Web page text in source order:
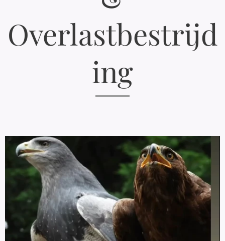
Overlastbestrijd
ing